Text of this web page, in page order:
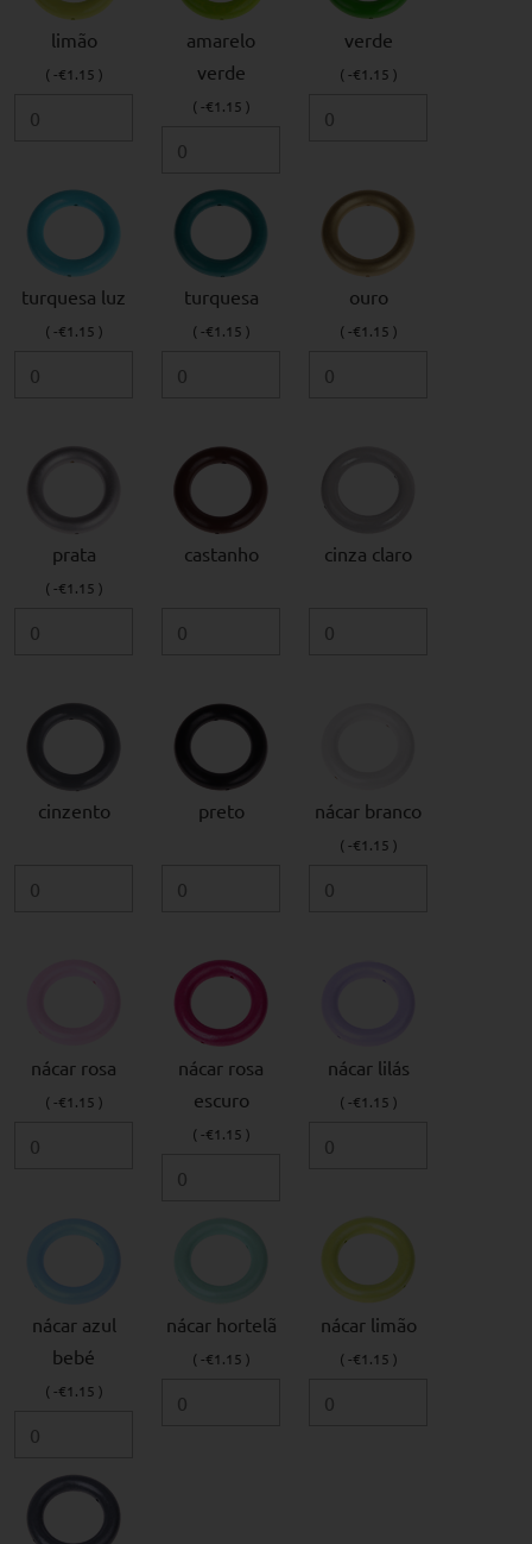
limão
( -€1.15 )
amarelo
verde
( -€1.15 )
verde
( -€1.15 )
turquesa luz
( -€1.15 )
turquesa
( -€1.15 )
ouro
( -€1.15 )
prata
( -€1.15 )
castanho cinza claro
cinzento preto nácar branco
( -€1.15 )
nácar rosa
( -€1.15 )
nácar rosa
escuro
( -€1.15 )
nácar lilás
( -€1.15 )
nácar azul
bebé
( -€1.15 )
nácar hortelã
( -€1.15 )
nácar limão
( -€1.15 )